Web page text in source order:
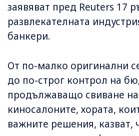
заявяват пред Reuters 17
развлекателната
банкери.
От по-малко оригинални
до по-строг контрол на
продължаващо свиване
киносалоните, хората,
важните решения, казват,